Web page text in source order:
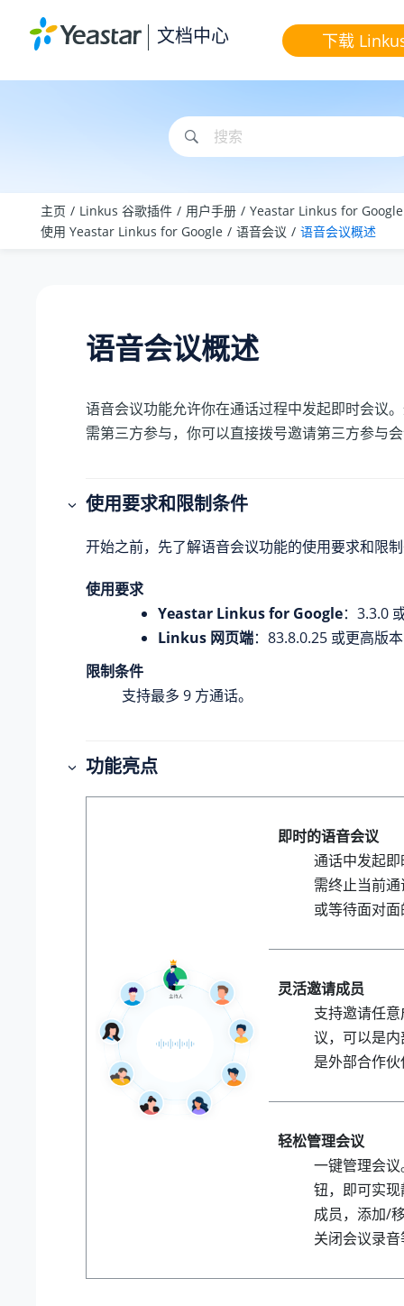
文档中心 下载
主页 Linkus 谷歌插件 用户手册
Yeastar Linkus for
使用 Yeastar Linkus for Google
语音会议 语音会议概述
语音会议概述
语音会议功能允许你在通话过程中发起即时会议
需第三方参与，你可以直接拨号邀请第三方参与
使用要求和限制条件
开始之前，先了解语音会议功能的使用要求和限
使用要求
Yeastar Linkus for Google：3.3.0
Linkus 网页端： 83.8.0.25 或更高版本
限制条件
支持最多 9 方通话。
功能亮点
即时的语音会议
通话中发起
需终止当前
或等待面对
灵活邀请成员
支持邀请任
议，可以是
是外部合作
轻松管理会议
一键管理会
钮，即可实
成员，添加/
关闭会议录